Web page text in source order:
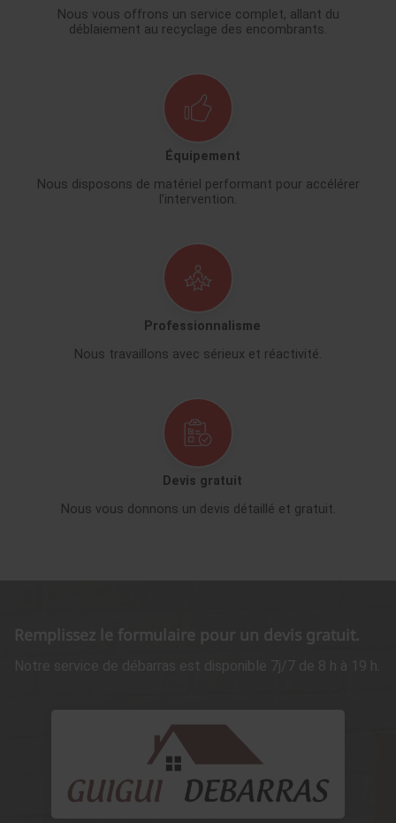
Nous vous offrons un service complet, allant du
déblaiement au recyclage des encombrants.
Équipement
Nous disposons de matériel performant pour accélérer
l’intervention.
Professionnalisme
Nous travaillons avec sérieux et réactivité.
Devis gratuit
Nous vous donnons un devis détaillé et gratuit.
Remplissez le formulaire pour un devis gratuit.
Notre service de débarras est disponible 7j/7 de 8 h à 19 h.